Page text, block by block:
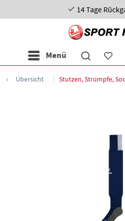
14 Tage Rückgaberecht
Menü
Übersicht Stutzen, Strümpfe,